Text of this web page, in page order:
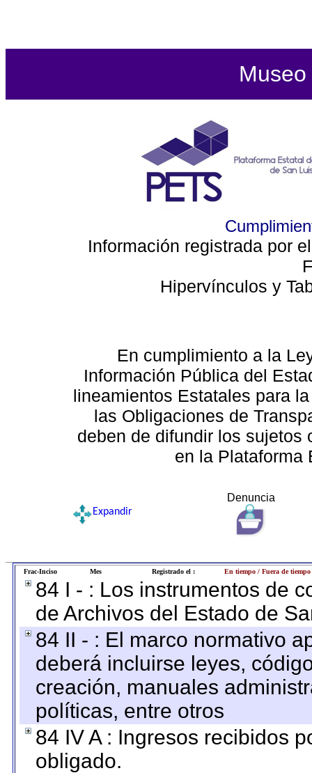
Información registrada por
Hipervínculos y
En cumplimiento a la
Información Pública del
lineamientos Estatales para
las Obligaciones de
deben de difundir los sujetos
en la Plataforma
Denuncia
Expandir
Frac-Inciso Mes Registrado el : En tiempo / Fuera de tiempo
84 I - : Los instrumentos de
de Archivos del Estado de
84 II - : El marco normativo
deberá incluirse leyes,
creación, manuales
políticas, entre otros
84 IV A : Ingresos recibidos
obligado.